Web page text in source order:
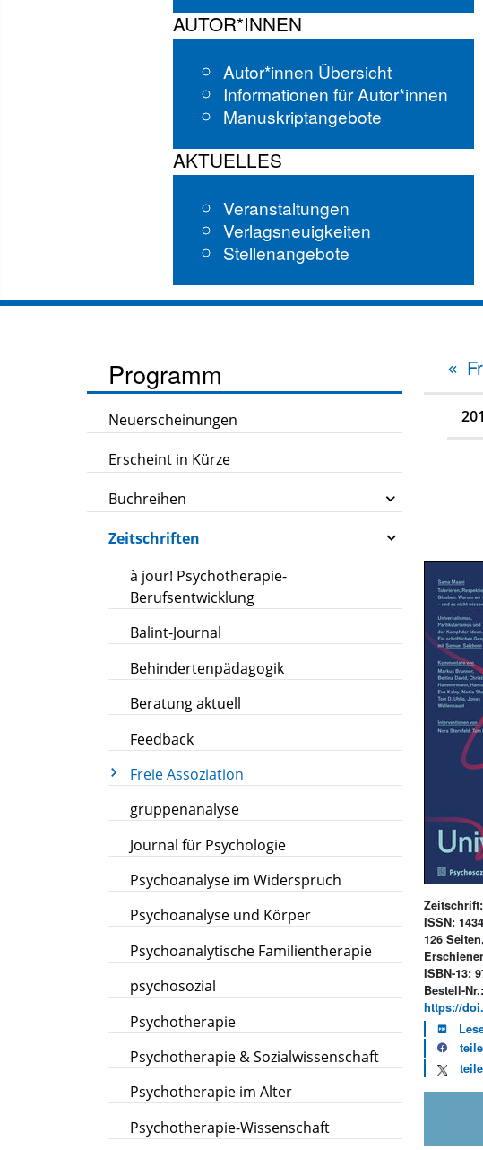
AUTOR*INNEN
Autor*innen Übersicht
Informationen für Autor*innen
Manuskriptangebote
AKTUELLES
Veranstaltungen
Verlagsneuigkeiten
Stellenangebote
Programm
Neuerscheinungen
Erscheint in Kürze
Buchreihen
Zeitschriften
à jour! Psychotherapie-
Berufsentwicklung
Balint-Journal
Behindertenpädagogik
Beratung aktuell
Feedback
Freie Assoziation
gruppenanalyse
Journal für Psychologie
Psychoanalyse im Widerspruch
Psychoanalyse und Körper
Psychoanalytische Familientherapie
psychosozial
Psychotherapie
Psychotherapie & Sozialwissenschaft
Psychotherapie im Alter
Psychotherapie-Wissenschaft
ISSN:
126
ISBN-13:
Bestell-
https://